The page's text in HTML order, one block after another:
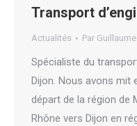
Transport
Actualités Par
Spécialiste du
Dijon. Nous avons mit
départ de la région de
Rhône vers Dijon en